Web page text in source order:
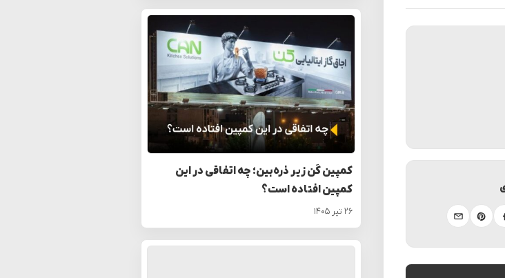
فیسبوکپینترستایمیل
کمپین کَن زیر ذره‌بین؛ چه اتفاقی در این
کمپین افتاده است؟
۲۶ تیر ۱۴۰۵